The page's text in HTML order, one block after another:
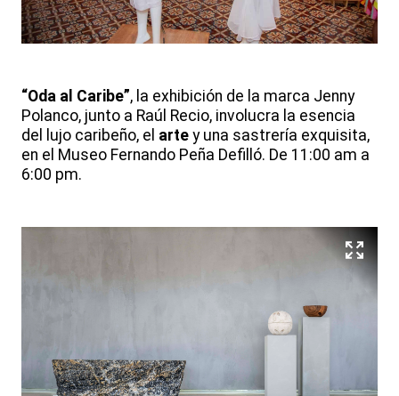
“Oda al Caribe”, la exhibición de la marca Jenny
Polanco, junto a Raúl Recio, involucra la esencia
del lujo caribeño, el arte y una sastrería exquisita,
en el Museo Fernando Peña Defilló. De 11:00 am a
6:00 pm.